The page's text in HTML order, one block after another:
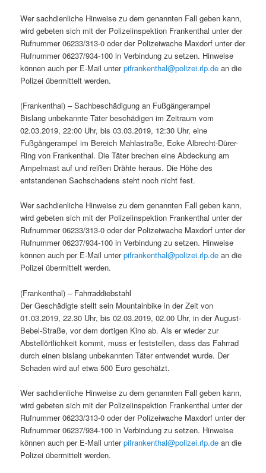
Wer sachdienliche Hinweise zu dem genannten Fall geben kann,
wird gebeten sich mit der Polizeiinspektion Frankenthal unter der
Rufnummer 06233/313-0 oder der Polizeiwache Maxdorf unter der
Rufnummer 06237/934-100 in Verbindung zu setzen. Hinweise
können auch per E-Mail unterpifrankenthal@polizei.rlp.de an die
Polizei übermittelt werden.
(Frankenthal) – Sachbeschädigung an Fußgängerampel
Bislang unbekannte Täter beschädigen im Zeitraum vom
02.03.2019, 22:00 Uhr, bis 03.03.2019, 12:30 Uhr, eine
Fußgängerampel im Bereich Mahlastraße, Ecke Albrecht-Dürer-
Ring von Frankenthal. Die Täter brechen eine Abdeckung am
Ampelmast auf und reißen Drähte heraus. Die Höhe des
entstandenen Sachschadens steht noch nicht fest.
Wer sachdienliche Hinweise zu dem genannten Fall geben kann,
wird gebeten sich mit der Polizeiinspektion Frankenthal unter der
Rufnummer 06233/313-0 oder der Polizeiwache Maxdorf unter der
Rufnummer 06237/934-100 in Verbindung zu setzen. Hinweise
können auch per E-Mail unterpifrankenthal@polizei.rlp.de an die
Polizei übermittelt werden.
(Frankenthal) – Fahrraddiebstahl
Der Geschädigte stellt sein Mountainbike in der Zeit von
01.03.2019, 22.30 Uhr, bis 02.03.2019, 02.00 Uhr, in der August-
Bebel-Straße, vor dem dortigen Kino ab. Als er wieder zur
Abstellörtlichkeit kommt, muss er feststellen, dass das Fahrrad
durch einen bislang unbekannten Täter entwendet wurde. Der
Schaden wird auf etwa 500 Euro geschätzt.
Wer sachdienliche Hinweise zu dem genannten Fall geben kann,
wird gebeten sich mit der Polizeiinspektion Frankenthal unter der
Rufnummer 06233/313-0 oder der Polizeiwache Maxdorf unter der
Rufnummer 06237/934-100 in Verbindung zu setzen. Hinweise
können auch per E-Mail unterpifrankenthal@polizei.rlp.de an die
Polizei übermittelt werden.